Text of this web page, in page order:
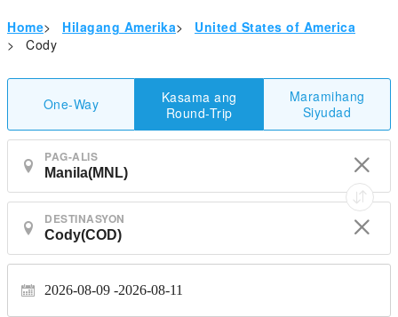
Home> Hilagang Amerika>
United States of America
>
Cody
One-Way
Kasama ang
Round-Trip
Maramihang
Siyudad
PAG-ALIS
DESTINASYON
2026-08-09 2026-08-11